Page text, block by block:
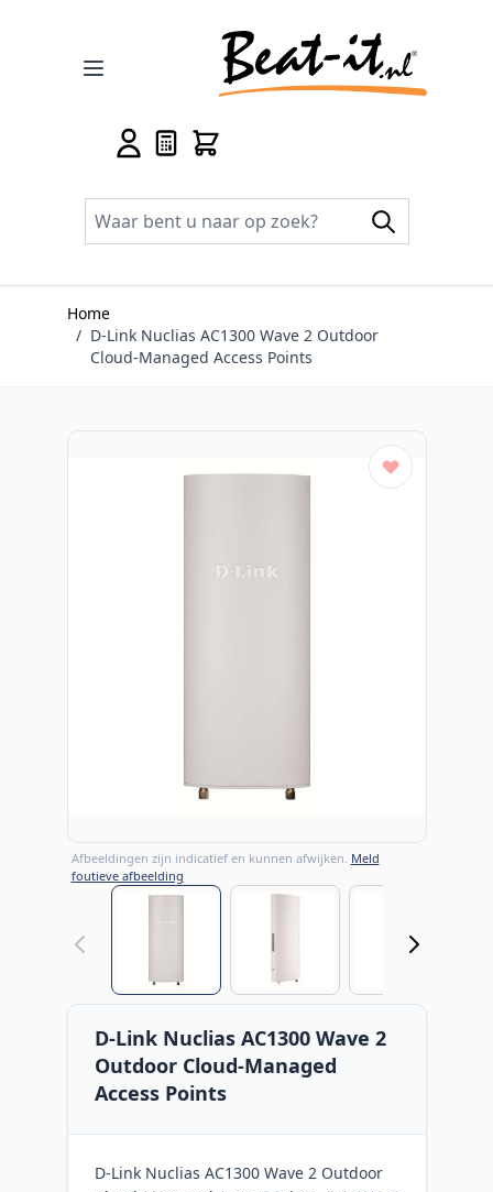
Home
/ D-Link Nuclias AC1300 Wave 2 Outdoor
Cloud‐Managed Access Points
Afbeeldingen zijn indicatief en kunnen afwijken. Meld
foutieve afbeelding
View larger imageView larger image
D-Link Nuclias AC1300 Wave 2
Outdoor Cloud‐Managed
Access Points
D-Link Nuclias AC1300 Wave 2 Outdoor